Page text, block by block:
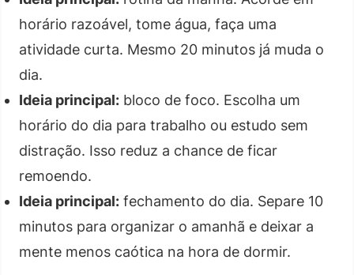
horário razoável, tome água, faça uma
atividade curta. Mesmo 20 minutos já muda o
dia.
Ideia principal: bloco de foco. Escolha um
horário do dia para trabalho ou estudo sem
distração. Isso reduz a chance de ficar
remoendo.
Ideia principal: fechamento do dia. Separe 10
minutos para organizar o amanhã e deixar a
mente menos caótica na hora de dormir.